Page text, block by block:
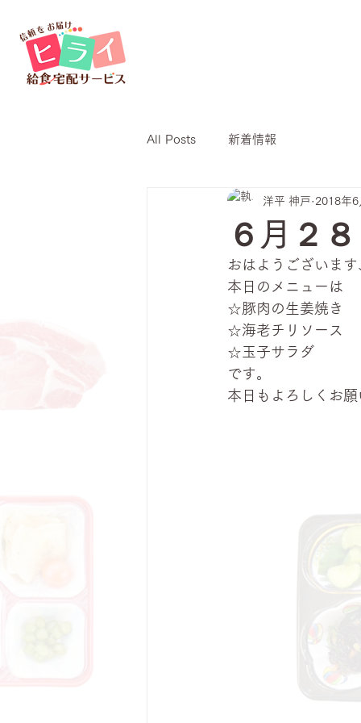
All Posts 新着情報
６月２
洋平 神戸 2018年
おはようございま
本日のメニューは
☆豚肉の生姜焼き
☆海老チリソース
☆玉子サラダ
です。
本日もよろしくお